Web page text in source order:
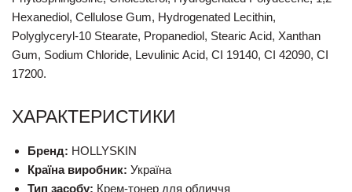
Hexanediol, Cellulose Gum, Hydrogenated Lecithin,
Polyglyceryl-10 Stearate, Propanediol, Stearic Acid, Xanthan
Gum, Sodium Chloride, Levulinic Acid, CI 19140, CI 42090, CI
17200.
ХАРАКТЕРИСТИКИ
Бренд: HOLLYSKIN
Країна виробник: Україна
Тип засобу: Крем-тонер для обличчя